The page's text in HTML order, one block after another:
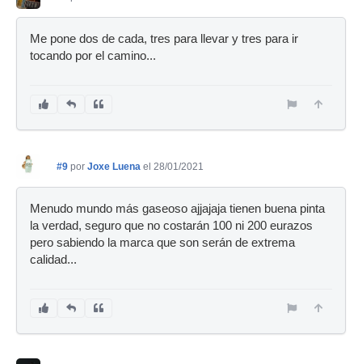
Me pone dos de cada, tres para llevar y tres para ir
tocando por el camino...
#9 por Joxe Luena el 28/01/2021
Menudo mundo más gaseoso ajjajaja tienen buena pinta
la verdad, seguro que no costarán 100 ni 200 eurazos
pero sabiendo la marca que son serán de extrema
calidad...